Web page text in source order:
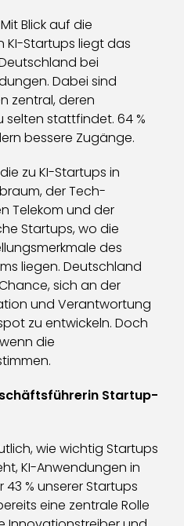
Mit Blick auf die
Startups liegt das
bei
Dabei sind
zentral, deren
selten stattfindet. 64 %
bessere Zugänge.
zu KI-Startups in
der Tech-
Telekom und der
Startups, wo die
des
liegen. Deutschland
sich an der
und Verantwortung
zu entwickeln. Doch
die
Startup-
wie wichtig Startups
KI-Anwendungen in
43 % unserer Startups
eine zentrale Rolle